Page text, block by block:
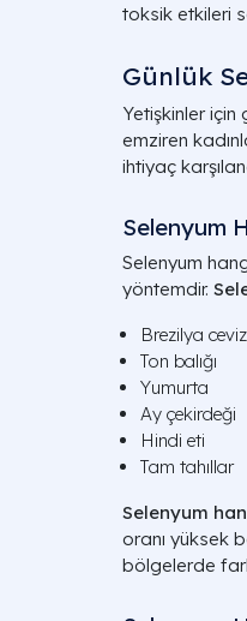
toksik etkileri
Günlük
Yetişkinler için
emziren
ihtiyaç
Selenyum
Selenyum
yöntemdir.
Brezilya
Ton balığı
Yumurta
Ay çekirdeği
Hindi eti
Tam tahıllar
Selenyum
oranı yüksek
bölgelerde